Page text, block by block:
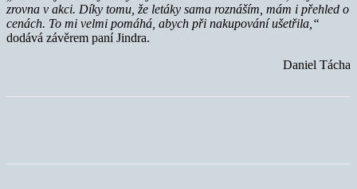
zrovna v akci. Díky tomu, že letáky sama roznáším, mám i přehled o
cenách. To mi velmi pomáhá, abych při nakupování ušetřila,“
dodává závěrem paní Jindra.
Daniel Tácha